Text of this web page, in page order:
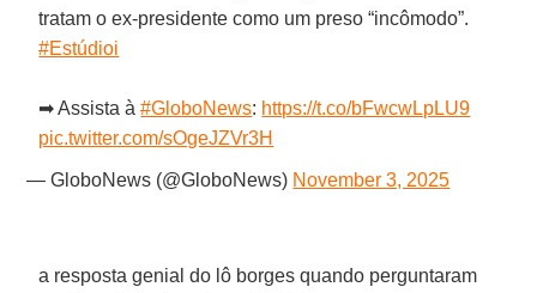
tratam o ex-presidente como um preso “incômodo”.
#Estúdioi
➡ Assista à#GloboNews: https://t.co/bFwcwLpLU9
pic.twitter.com/sOgeJZVr3H
— GloboNews (@GloboNews) November 3, 2025
a resposta genial do lô borges quando perguntaram